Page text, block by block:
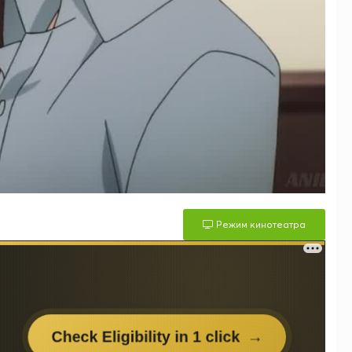
Режим кинотеатра